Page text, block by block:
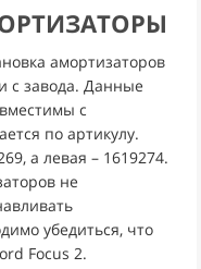
амортизаторов
с завода. Данные
с
по артикулу.
а левая – 1619274.
не
убедиться, что
Focus 2.